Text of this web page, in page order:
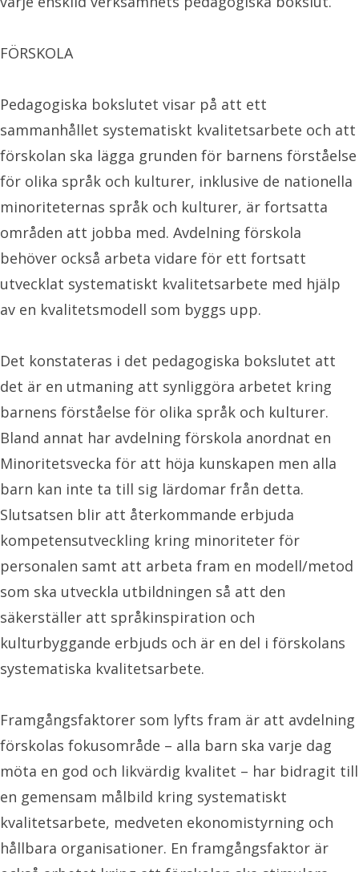
FÖRSKOLA
Pedagogiska bokslutet visar på att ett
sammanhållet systematiskt kvalitetsarbete och att
förskolan ska lägga grunden för barnens förståelse
för olika språk och kulturer, inklusive de nationella
minoriteternas språk och kulturer, är fortsatta
områden att jobba med. Avdelning förskola
behöver också arbeta vidare för ett fortsatt
utvecklat systematiskt kvalitetsarbete med hjälp
av en kvalitetsmodell som byggs upp.
Det konstateras i det pedagogiska bokslutet att
det är en utmaning att synliggöra arbetet kring
barnens förståelse för olika språk och kulturer.
Bland annat har avdelning förskola anordnat en
Minoritetsvecka för att höja kunskapen men alla
barn kan inte ta till sig lärdomar från detta.
Slutsatsen blir att återkommande erbjuda
kompetensutveckling kring minoriteter för
personalen samt att arbeta fram en modell/metod
som ska utveckla utbildningen så att den
säkerställer att språkinspiration och
kulturbyggande erbjuds och är en del i förskolans
systematiska kvalitetsarbete.
Framgångsfaktorer som lyfts fram är att avdelning
förskolas fokusområde – alla barn ska varje dag
möta en god och likvärdig kvalitet – har bidragit till
en gemensam målbild kring systematiskt
kvalitetsarbete, medveten ekonomistyrning och
hållbara organisationer. En framgångsfaktor är